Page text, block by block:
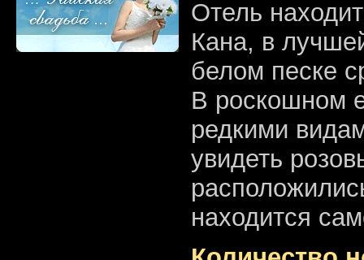
Отель
Кана, в
белом песке
В роскошном
редкими
увидеть
находится